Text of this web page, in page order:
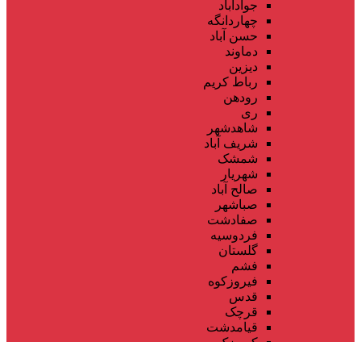
جوادآباد
چهاردانگه
حسن آباد
دماوند
دیزین
رباط کریم
رودهن
ری
شاهدشهر
شریف آباد
شمشک
شهریار
صالح آباد
صباشهر
صفادشت
فردوسیه
گلستان
فشم
فیروزکوه
قدس
قرچک
قیامدشت